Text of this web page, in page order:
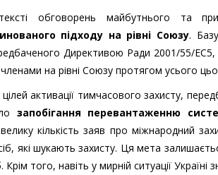
обговорень майбутнього та
підходу на рівні Союзу.
Директивою Ради 2001/55/EC5,
на рівні Союзу протягом усього
активації тимчасового захисту,
запобігання перевантаженню
кількість заяв про міжнародний
які шукають захисту. Ця мета
Крім того, навіть у мирній ситуації